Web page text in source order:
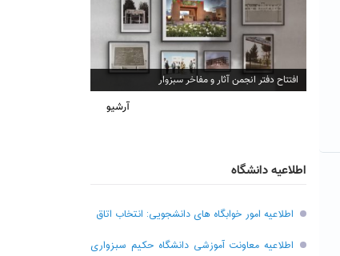
افتتاح دفتر انجمن آثار و مفاخر سبزوار
آرشیو
اطلاعیه دانشگاه
اطلاعیه امور خوابگاه های دانشجویی: انتخاب اتاق
اطلاعیه معاونت آموزشی دانشگاه حکیم سبزواری